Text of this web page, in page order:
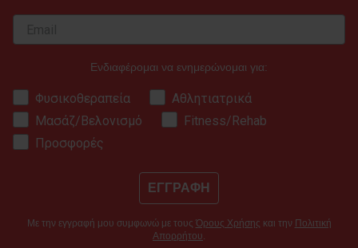
Ενδιαφέρομαι να ενημερώνομαι για:
Φυσικοθεραπεία
Αθλητιατρικά
Μασάζ/Βελονισμό
Fitness/Rehab
Προσφορές
ΕΓΓΡΑΦΗ
Με την εγγραφή μου συμφωνώ με τους Όρους Χρήσης και την Πολιτική
Απορρήτου.